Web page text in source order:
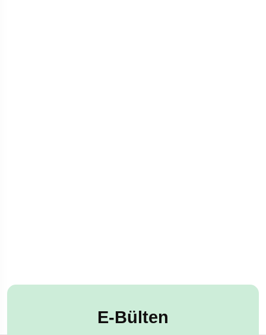
E-Bülten